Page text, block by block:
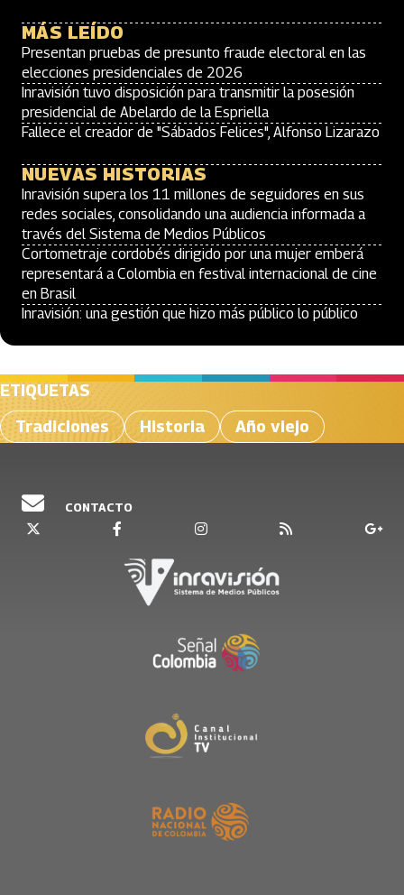
MÁS LEÍDO
Presentan pruebas de presunto fraude electoral en las
elecciones presidenciales de 2026
Inravisión tuvo disposición para transmitir la posesión
presidencial de Abelardo de la Espriella
Fallece el creador de "Sábados Felices", Alfonso Lizarazo
NUEVAS HISTORIAS
Inravisión supera los 11 millones de seguidores en sus
redes sociales, consolidando una audiencia informada a
través del Sistema de Medios Públicos
Cortometraje cordobés dirigido por una mujer emberá
representará a Colombia en festival internacional de cine
en Brasil
Inravisión: una gestión que hizo más público lo público
ETIQUETAS
Tradiciones
Historia Año viejo
CONTACTO